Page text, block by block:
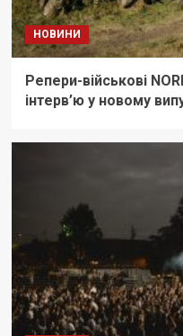
НОВИНИ
Репери-військові
інтерв’ю у новому